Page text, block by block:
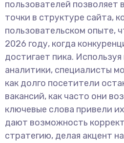
пользователей позволяет
точки в структуре сайта,
пользовательском опыте,
2026 году, когда
достигает пика.
аналитики, специалисты
как долго посетители
вакансий, как часто они
ключевые слова привели
дают возможность
стратегию, делая акцент